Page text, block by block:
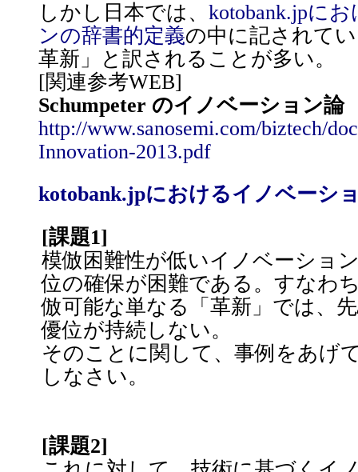
しかし日本では、 kotobank.jpに
ンの辞書的定義の中に記されて
革新」と訳されることが多い。
[関連参考WEB]
Schumpeter のイノベーション論
http://www.sanosemi.com/biztech/
Innovation-2013.pdf
kotobank.jpにおけるイノベーシ
[課題1]
模倣困難性が低いイノベーショ
位の確保が困難である。すなわ
倣可能な単なる「革新」では、
優位が持続しない。
そのことに関して、事例をあげ
しなさい。
[課題2]